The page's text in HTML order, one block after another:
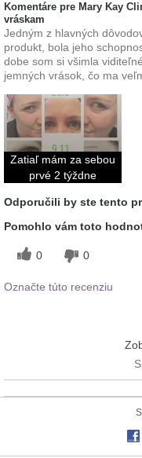
Komentáre pre Mary Kay
vráskam
Jedným z hlavných
produkt, bola jeho
dobe som si všimla
jemných vrások, čo ma
Zatiaľ mám za sebou
prvé 2 týždne
Odporučili by ste tento
Pomohlo vám toto
0 0
Označte túto recenziu